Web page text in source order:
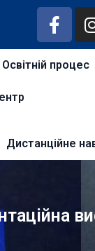
Освітній процес
Дистанційне